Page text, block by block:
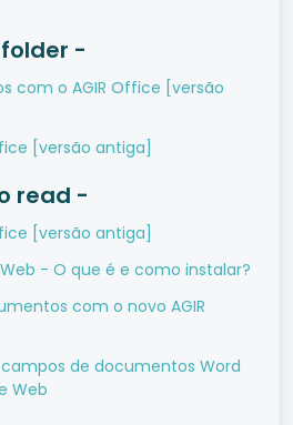
-
com o AGIR Office [versão
[versão antiga]
read -
[versão antiga]
- O que é e como instalar?
com o novo AGIR
de documentos Word
Web